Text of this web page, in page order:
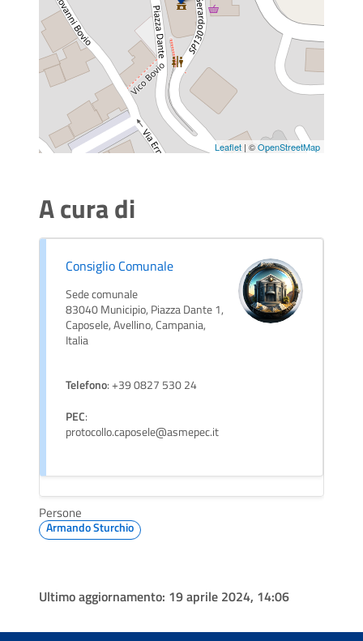
Leaflet | ©OpenStreetMap
A cura di
Consiglio Comunale
Sede comunale
83040 Municipio, Piazza Dante 1,
Caposele, Avellino, Campania,
Italia
Telefono: +39 0827 530 24
PEC:
protocollo.caposele@asmepec.it
Persone
Armando Sturchio
Ultimo aggiornamento: 19 aprile 2024, 14:06